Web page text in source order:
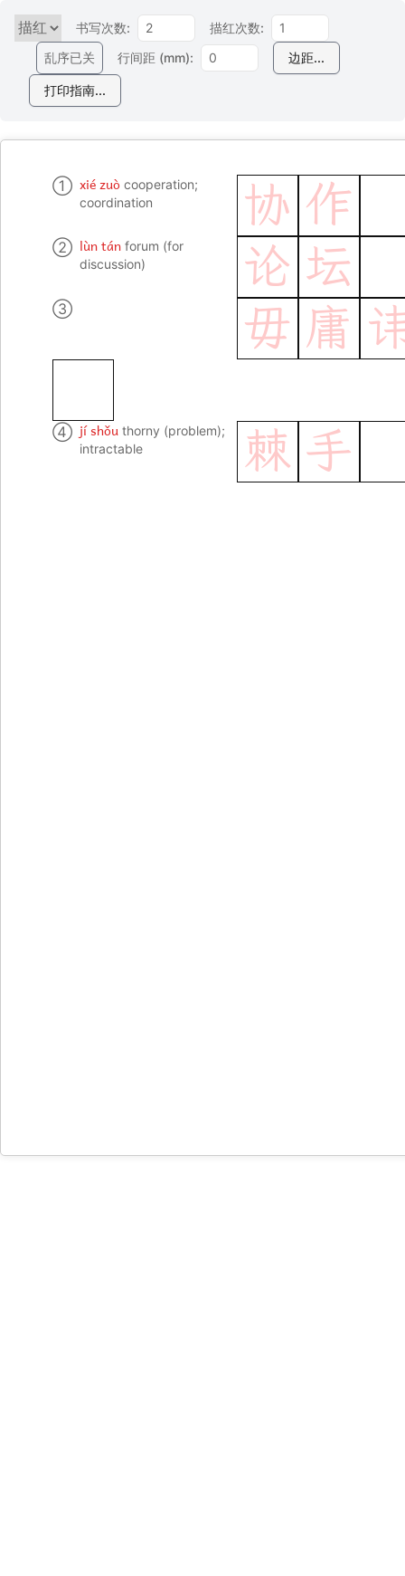
书写次数:
描红次数:
乱序已关
行间距 (mm): 边距...
打印指南...
① xié zuò cooperation;
coordination
协 作
② lùn tán forum (for
discussion)
论 坛
③ 毋 庸
④ jí shǒu thorny (problem);
intractable
棘 手